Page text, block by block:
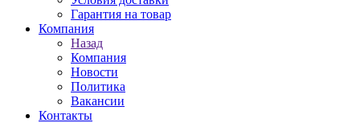
Гарантия на товар
Компания
Назад
Компания
Новости
Политика
Вакансии
Контакты